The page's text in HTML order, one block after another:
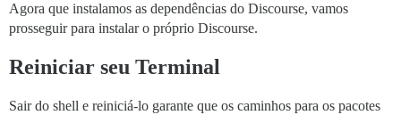
Agora que instalamos as dependências do Discourse, vamos
prosseguir para instalar o próprio Discourse.
Reiniciar seu Terminal
Sair do shell e reiniciá-lo garante que os caminhos para os pacotes